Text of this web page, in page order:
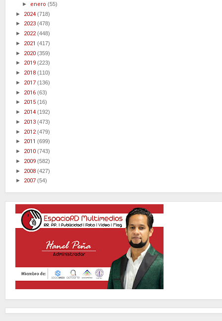
► enero(55)
► 2024 (718)
► 2023 (478)
► 2022(448)
► 2021 (417)
► 2020 (359)
► 2019 (223)
► 2018 (110)
► 2017 (136)
► 2016 (63)
► 2015 (16)
► 2014 (192)
► 2013 (473)
► 2012(479)
► 2011 (699)
► 2010 (743)
► 2009 (582)
► 2008 (427)
► 2007 (54)